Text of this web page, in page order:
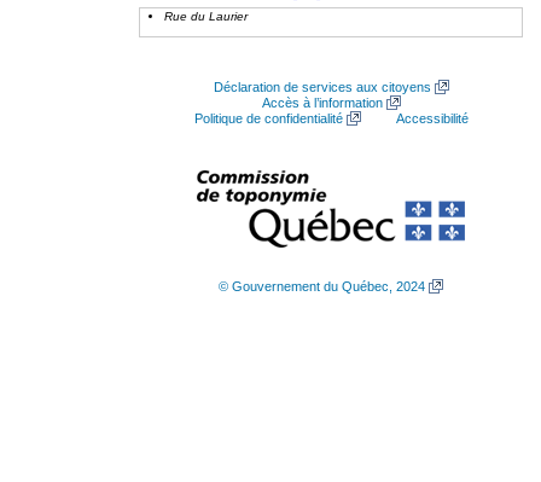
Rue du Laurier
Déclaration de services aux citoyens
Accès à l’information
Politique de confidentialité
Accessibilité
© Gouvernement du Québec, 2024